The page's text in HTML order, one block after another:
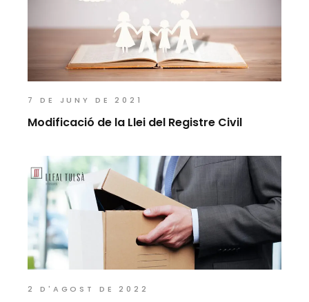
7 DE JUNY DE 2021
Modificació de la Llei del Registre Civil
2 D'AGOST DE 2022